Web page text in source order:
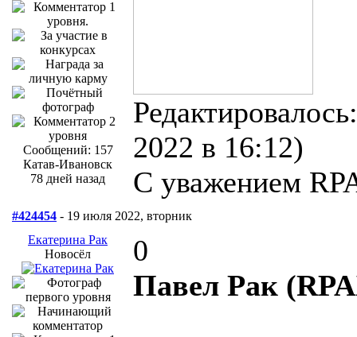
Сообщений: 157
Катав-Ивановск
78 дней назад
2022 в 16:12)
С уважением
#424454 - 19 июля 2022, вторник
Екатерина Рак
Новосёл
0
Павел Рак